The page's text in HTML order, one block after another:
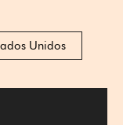
Unidos